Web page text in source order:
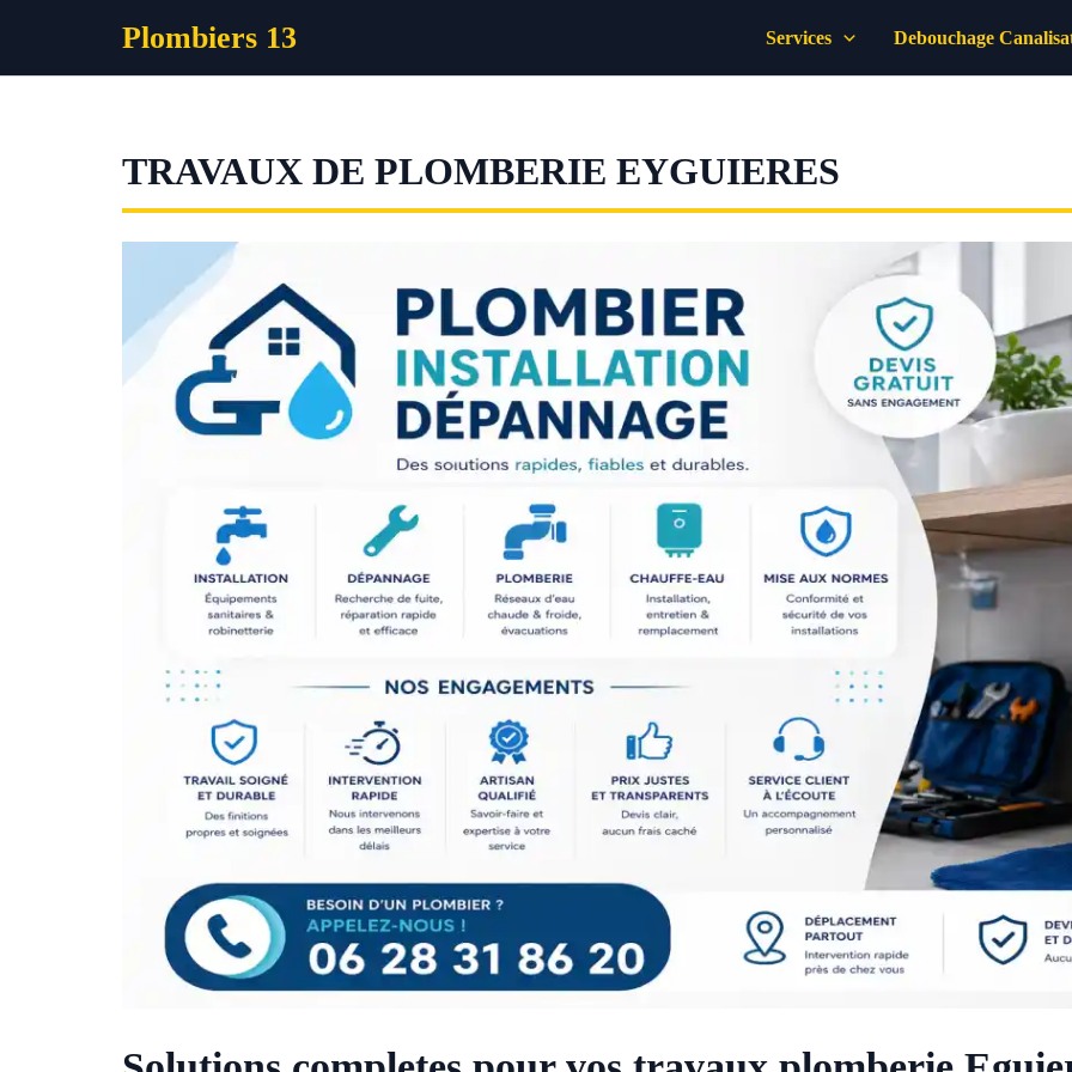
contenu
Plombiers 13 Services Debouchage
TRAVAUX DE PLOMBERIE EYGUIERES